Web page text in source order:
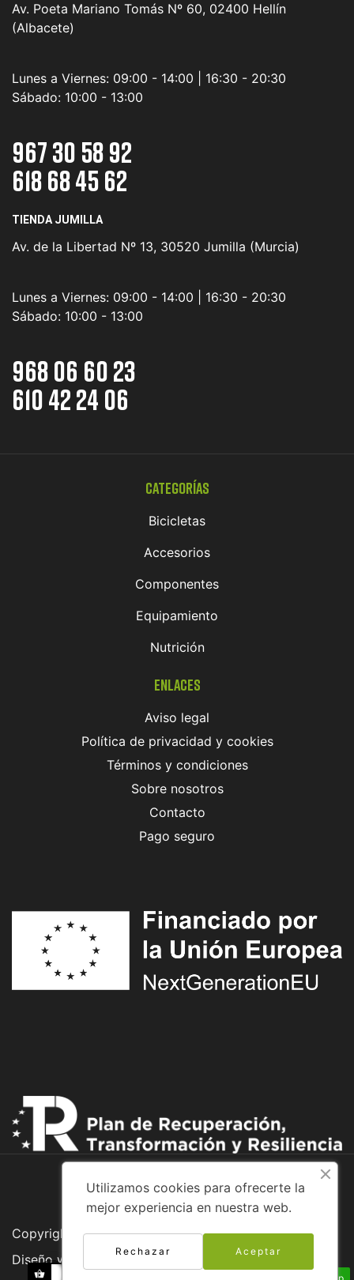
Av. Poeta Mariano Tomás Nº 60, 02400 Hellín
(Albacete)
Lunes a Viernes: 09:00 - 14:00 | 16:30 - 20:30
Sábado: 10:00 - 13:00
967 30 58 92
618 68 45 62
TIENDA JUMILLA
Av. de la Libertad Nº 13, 30520 Jumilla (Murcia)
Lunes a Viernes: 09:00 - 14:00 | 16:30 - 20:30
Sábado: 10:00 - 13:00
968 06 60 23
610 42 24 06
Categorías
Bicicletas
Accesorios
Componentes
Equipamiento
Nutrición
Enlaces
Aviso legal
Política de privacidad y cookies
Términos y condiciones
Sobre nosotros
Contacto
Pago seguro
Copyright © 2026 Adventure Bike
Diseño web:
Utilizamos cookies para ofrecerte la
mejor experiencia en nuestra web.
Aceptar
Rechazar